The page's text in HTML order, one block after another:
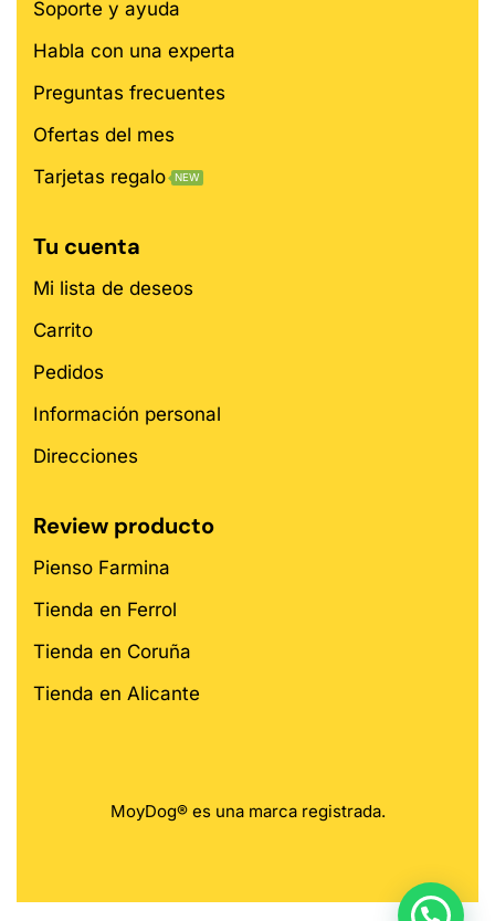
Soporte y ayuda
Habla con una experta
Preguntas frecuentes
Ofertas del mes
Tarjetas regalo
NEW
Tu cuenta
Mi lista de deseos
Carrito
Pedidos
Información personal
Direcciones
Review producto
Pienso Farmina
Tienda en Ferrol
Tienda en Coruña
Tienda en Alicante
MoyDog® es una marca registrada.